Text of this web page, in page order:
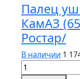
в
сборе
КАМАЗ
ЕВРО
(209.192/11-
1602410-
Палец
КамАЗ
Ростар/
В наличии 1
Количество